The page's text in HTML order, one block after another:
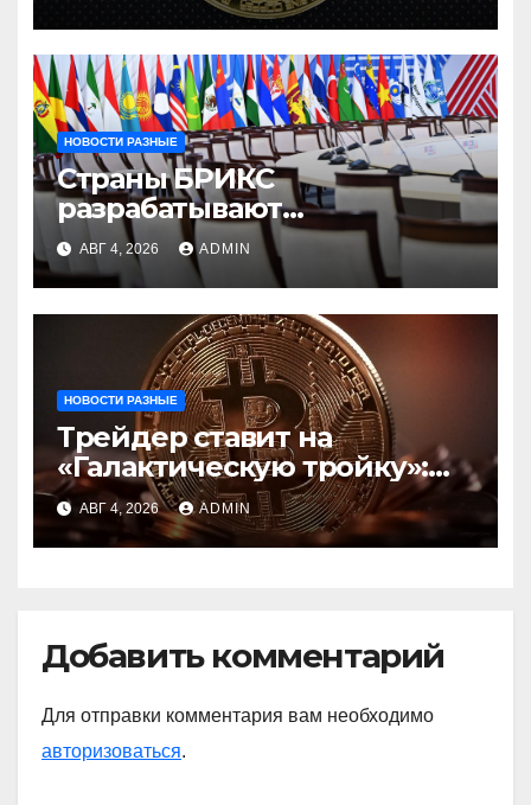
НОВОСТИ РАЗНЫЕ
Страны БРИКС
разрабатывают
инфраструктуру на базе
цифровых валют
центробанков
АВГ 4, 2026 ADMIN
НОВОСТИ РАЗНЫЕ
Трейдер ставит на
«Галактическую тройку»:
Circle, Coinbase и ETH
АВГ 4, 2026 ADMIN
Добавить комментарий
Для отправки комментария вам необходимо
авторизоваться.